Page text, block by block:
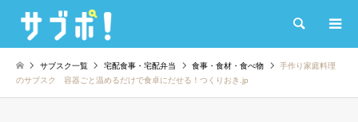
検索
サブスク一覧 宅配食事・宅配弁当 食事・食材・食べ物
手作り家庭料理
のサブスク 容器ごと温めるだけで食卓にだせる！つくりおき.jp